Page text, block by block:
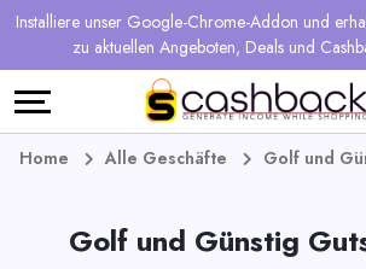
Installiere unser Google-Chrome-Addon und
zu aktuellen Angeboten, Deals und
Regional
Shops
Online-
Shops
Geschäfte
&
Mehr
verdienen
Empfehlen
Sprache
Deutsch
Home Alle Geschäfte Golf und
Golf und Günstig